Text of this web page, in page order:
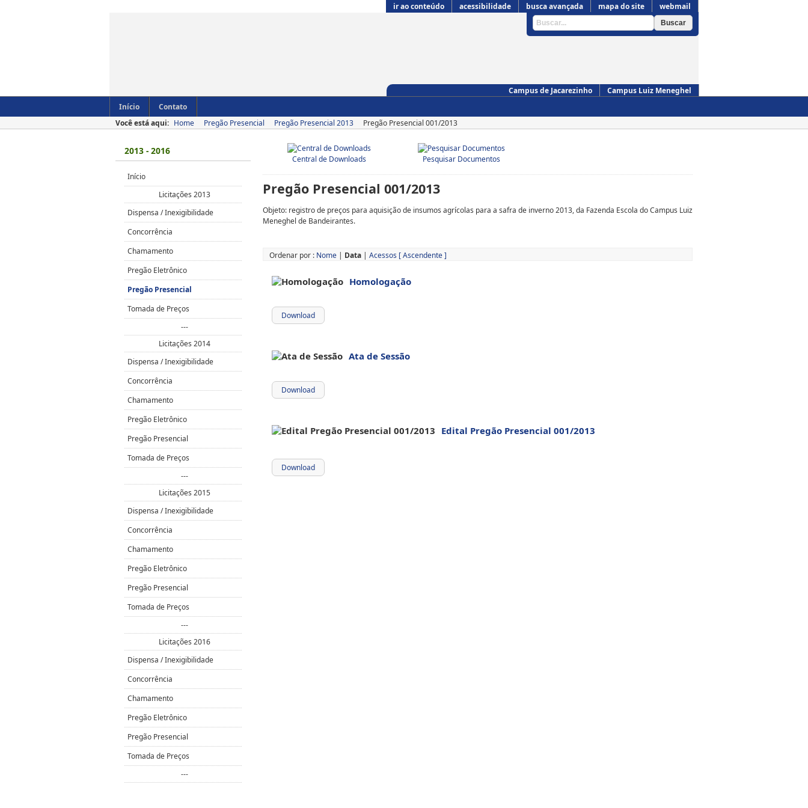
webmail
mapa do site
busca avançada
acessibilidade
ir ao conteúdo
Campus Luiz Meneghel
Campus de Jacarezinho
Início
Contato
Você está aqui: Home Pregão Presencial Pregão Presencial 2013 Pregão Presencial 001/2013
Central de Downloads Pesquisar Documentos
Pregão Presencial 001/2013
Objeto: registro de preços para aquisição de insumos agrícolas para a safra de inverno 2013, da Fazenda Escola do Campus Luiz
Meneghel de Bandeirantes.
Ordenar por : Nome | Data | Acessos [ Ascendente ]
Homologação
Download
Ata de Sessão
Download
Edital Pregão Presencial 001/2013
Download
2013 - 2016
Início
Licitações 2013
Dispensa / Inexigibilidade
Concorrência
Chamamento
Pregão Eletrônico
Pregão Presencial
Tomada de Preços
---
Licitações 2014
Dispensa / Inexigibilidade
Concorrência
Chamamento
Pregão Eletrônico
Pregão Presencial
Tomada de Preços
---
Licitações 2015
Dispensa / Inexigibilidade
Concorrência
Chamamento
Pregão Eletrônico
Pregão Presencial
Tomada de Preços
---
Licitações 2016
Dispensa / Inexigibilidade
Concorrência
Chamamento
Pregão Eletrônico
Pregão Presencial
Tomada de Preços
---